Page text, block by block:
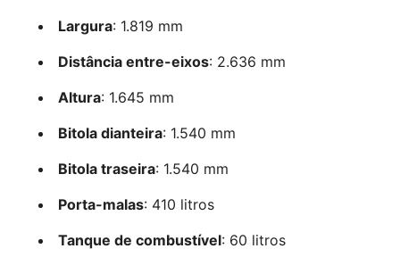
Largura: 1.819 mm
Distância entre-eixos: 2.636 mm
Altura: 1.645 mm
Bitola dianteira: 1.540 mm
Bitola traseira: 1.540 mm
Porta-malas: 410 litros
Tanque de combustível: 60 litros